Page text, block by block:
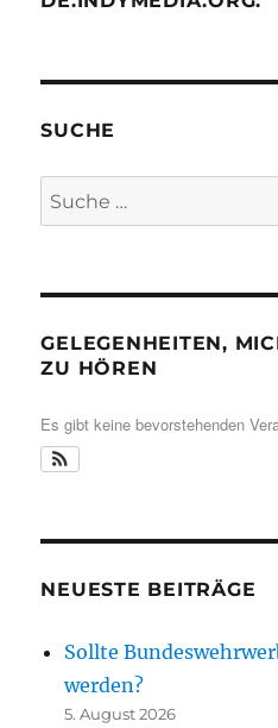
SUCHE
Suche
nach:
GELEGENHEITEN,
ZU HÖREN
Es gibt keine bevorstehenden
NEUESTE BEITRÄGE
Sollte
werden?
5. August 2026